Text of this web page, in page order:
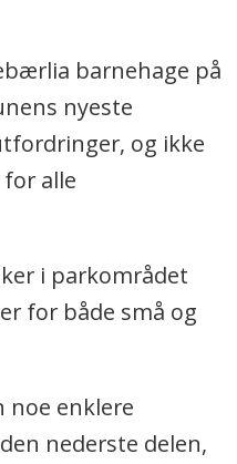
barnehage på
nyeste
og ikke
alle
i parkområdet
for både små og
noe enklere
nederste delen,